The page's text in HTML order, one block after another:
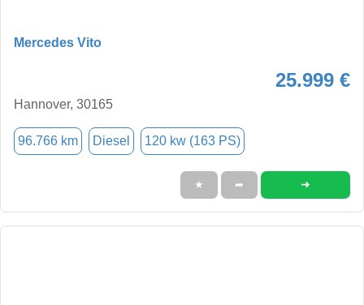
Mercedes Vito
25.999 €
Hannover, 30165
96.766 km Diesel 120 kw (163 PS)
★ ➦ ➜